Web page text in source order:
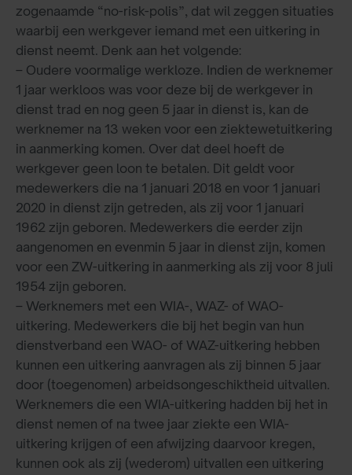
zogenaamde “no-risk-polis”, dat wil zeggen situaties
waarbij een werkgever iemand met een uitkering in
dienst neemt. Denk aan het volgende:
– Oudere voormalige werkloze. Indien de werknemer
1 jaar werkloos was voor deze bij de werkgever in
dienst trad en nog geen 5 jaar in dienst is, kan de
werknemer na 13 weken voor een ziektewetuitkering
in aanmerking komen. Over dat deel hoeft de
werkgever geen loon te betalen. Dit geldt voor
medewerkers die na 1 januari 2018 en voor 1 januari
2020 in dienst zijn getreden, als zij voor 1 januari
1962 zijn geboren. Medewerkers die eerder zijn
aangenomen en evenmin 5 jaar in dienst zijn, komen
voor een ZW-uitkering in aanmerking als zij voor 8 juli
1954 zijn geboren.
– Werknemers met een WIA-, WAZ- of WAO-
uitkering. Medewerkers die bij het begin van hun
dienstverband een WAO- of WAZ-uitkering hebben
kunnen een uitkering aanvragen als zij binnen 5 jaar
door (toegenomen) arbeidsongeschiktheid uitvallen.
Werknemers die een WIA-uitkering hadden bij het in
dienst nemen of na twee jaar ziekte een WIA-
uitkering krijgen of een afwijzing daarvoor kregen,
kunnen ook als zij (wederom) uitvallen een uitkering